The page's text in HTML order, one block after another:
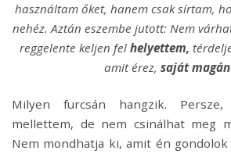
használtam őket, hanem csak sírtam,
nehéz. Aztán eszembe jutott: Nem
reggelente keljen fel helyettem,
amit érez, saját
Milyen furcsán hangzik.
mellettem, de nem csinálhat meg
Nem mondhatja ki, amit én